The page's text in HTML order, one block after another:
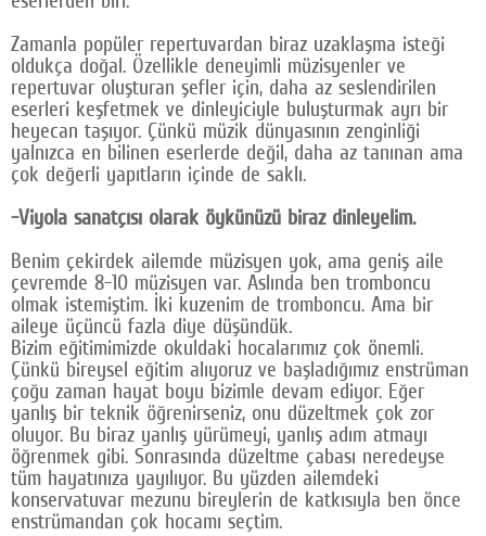
Zamanla popüler repertuvardan biraz uzaklaşma isteği
oldukça doğal. Özellikle deneyimli müzisyenler ve
repertuvar oluşturan şefler için, daha az seslendirilen
eserleri keşfetmek ve dinleyiciyle buluşturmak ayrı bir
heyecan taşıyor. Çünkü müzik dünyasının zenginliği
yalnızca en bilinen eserlerde değil, daha az tanınan ama
çok değerli yapıtların içinde de saklı.
-Viyola sanatçısı olarak öykünüzü biraz dinleyelim.
Benim çekirdek ailemde müzisyen yok, ama geniş aile
çevremde 8-10 müzisyen var. Aslında ben tromboncu
olmak istemiştim. İki kuzenim de tromboncu. Ama bir
aileye üçüncü fazla diye düşündük.
Bizim eğitimimizde okuldaki hocalarımız çok önemli.
Çünkü bireysel eğitim alıyoruz ve başladığımız enstrüman
çoğu zaman hayat boyu bizimle devam ediyor. Eğer
yanlış bir teknik öğrenirseniz, onu düzeltmek çok zor
oluyor. Bu biraz yanlış yürümeyi, yanlış adım atmayı
öğrenmek gibi. Sonrasında düzeltme çabası neredeyse
tüm hayatınıza yayılıyor. Bu yüzden ailemdeki
konservatuvar mezunu bireylerin de katkısıyla ben önce
enstrümandan çok hocamı seçtim.